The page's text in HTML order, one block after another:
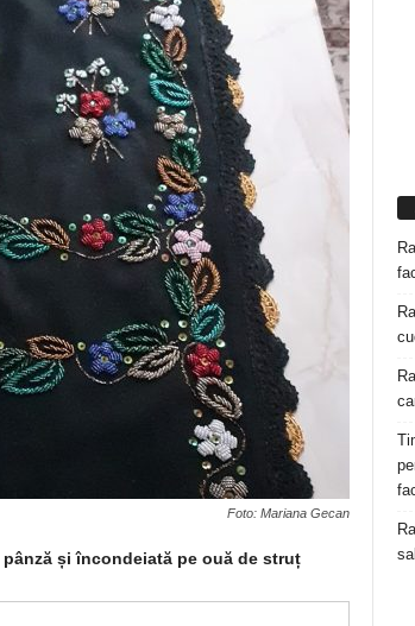
Foto: Mariana Gecan
și încondeiată pe ouă de struț